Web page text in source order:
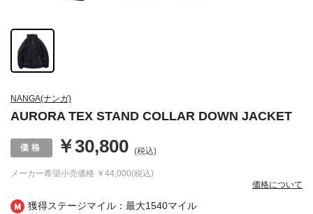
獲得ステージマイル：最大1540マイル
NANGA(ナンガ)
AURORA TEX STAND COLLAR DOWN JACKET
メーカー希望小売価格 ￥44,000(税込)
￥30,800 (税込)
価格について